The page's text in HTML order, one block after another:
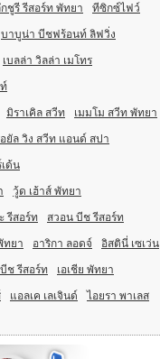
ชูรี รีสอร์ท พัทยา ทีซิกซ์ไฟว์
บาบูน่า บีชฟร้อนท์ ลิฟวิ่ง
เบลล่า วิลล่า เมโทร
มิราเคิล สวีท เมมโม สวีท พัทยา
ยัล วิง สวีท แอนด์ สปา
ด้น
วู้ด เฮ้าส์ พัทยา
รีสอร์ท สวอน บีช รีสอร์ท
ทยา อาริกา ลอดจ์ อิสตินี่ เซเว่น
ช รีสอร์ท เอเชีย พัทยา
แอลเค เลเจินด์ ไอยรา พาเลส